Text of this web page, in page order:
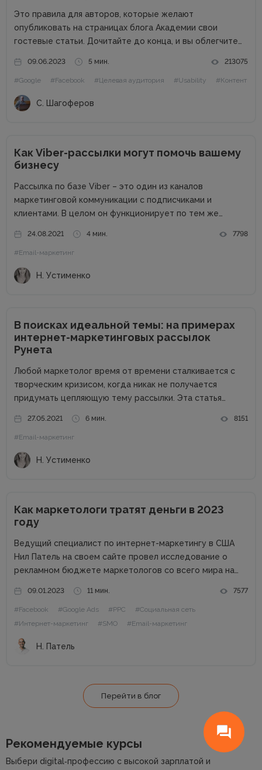
Это правила для авторов, которые желают
опубликовать на страницах блога Академии свои
гостевые статьи. Дочитайте до конца, и вы облегчите
интернет-маркетинга WebPromoExperts в цифрах: 37
000 уникальных посетителей, 90 000 подписчиков...
09.06.2023 5 мин. 213075
#Google #Facebook #Целевая аудитория #Usability #Контент
С. Шагоферов
Как Viber-рассылки могут помочь вашему
бизнесу
Рассылка по базе Viber – это один из каналов
маркетинговой коммуникации с подписчиками и
клиентами. В целом он функционирует по тем же
получить согласие на рассылку, не стоит
переспамливать, нужно персонализировать общение...
24.08.2021 4 мин. 7798
#Email-маркетинг
Н. Устименко
В поисках идеальной темы: на примерах
интернет-маркетинговых рассылок
Рунета
Любой маркетолог время от времени сталкивается с
творческим кризисом, когда никак не получается
придумать цепляющую тему рассылки. Эта статья
темы ведущие бренды Рунета используют сегодня, а
также получите общие советы по...
27.05.2021 6 мин. 8151
#Email-маркетинг
Н. Устименко
Как маркетологи тратят деньги в 2023
году
Ведущий специалист по интернет-маркетингу в США
Нил Патель на своем сайте провел исследование о
рекламном бюджете маркетологов со всего мира на
подвешенном состоянии из-за набирающей обороты
инфляции, войны, роста процентных ставок и других
факторов,...
09.01.2023 11 мин. 7577
#Facebook #Google Ads #PPC
#Социальная сеть
#Интернет-маркетинг
#SMO #Email-маркетинг
Н. Патель
Перейти в блог
Рекомендуемые курсы
Выбери digital‑профессию с высокой зарплатой и